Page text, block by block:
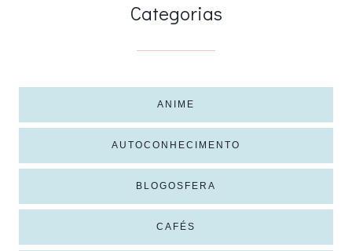
Categorias
ANIME
AUTOCONHECIMENTO
BLOGOSFERA
CAFÉS